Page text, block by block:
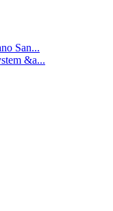
San...
&a...